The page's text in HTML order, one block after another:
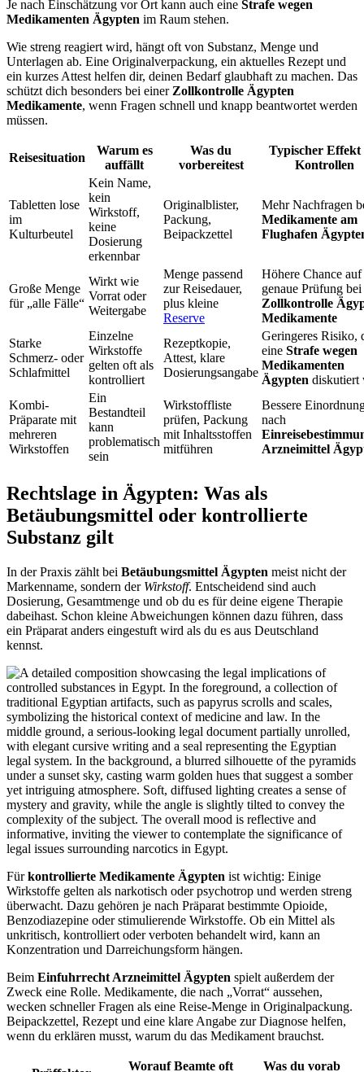
Je nach Einschätzung vor Ort kann auch eine Strafe wegen
Medikamenten Ägypten im Raum stehen.
Wie streng reagiert wird, hängt oft von Substanz, Menge und
Unterlagen ab. Eine Originalverpackung, ein aktuelles Rezept und
ein kurzes Attest helfen dir, deinen Bedarf glaubhaft zu machen. Das
schützt dich besonders bei einer Zollkontrolle Ägypten
Medikamente, wenn Fragen schnell und knapp beantwortet werden
müssen.
Reisesituation
Warum es
auffällt
Was du
vorbereitest
Typischer Effekt
Kontrollen
Tabletten lose
im
Kulturbeutel
Kein Name,
kein
Wirkstoff,
keine
Dosierung
erkennbar
Originalblister,
Packung,
Beipackzettel
Mehr Nachfragen
Medikamente am
Flughafen
Große Menge
für „alle Fälle“
Wirkt wie
Vorrat oder
Weitergabe
Menge passend
zur Reisedauer,
plus kleine
Reserve
Höhere Chance auf
genaue Prüfung bei
Zollkontrolle
Medikamente
Starke
Schmerz- oder
Schlafmittel
Einzelne
Wirkstoffe
gelten oft als
kontrolliert
Rezeptkopie,
Attest, klare
Dosierungsangabe
Geringeres Risiko,
eine Strafe wegen
Medikamenten
Ägypten diskutiert
Kombi-
Präparate mit
mehreren
Wirkstoffen
Ein
Bestandteil
kann
problematisch
sein
Wirkstoffliste
prüfen, Packung
mit Inhaltsstoffen
mitführen
Bessere
nach
Arzneimittel
Rechtslage in Ägypten: Was als
Betäubungsmittel oder kontrollierte
Substanz gilt
In der Praxis zählt bei Betäubungsmittel Ägypten meist nicht der
Markenname, sondern der Wirkstoff. Entscheidend sind auch
Dosierung, Gesamtmenge und ob du es für deine eigene Therapie
dabeihast. Schon kleine Abweichungen können dazu führen, dass
ein Präparat anders eingestuft wird als du es aus Deutschland
kennst.
Fürkontrollierte Medikamente Ägypten ist wichtig: Einige
Wirkstoffe gelten als narkotisch oder psychotrop und werden streng
überwacht. Dazu gehören je nach Präparat bestimmte Opioide,
Benzodiazepine oder stimulierende Wirkstoffe. Ob ein Mittel als
unkritisch, kontrolliert oder verboten behandelt wird, kann an
Konzentration und Darreichungsform hängen.
Beim Einfuhrrecht Arzneimittel Ägypten spielt außerdem der
Zweck eine Rolle. Medikamente, die nach „Vorrat“ aussehen,
wecken schneller Fragen als eine Reise-Menge in Originalpackung.
Beipackzettel, Rezept und eine klare Angabe zur Diagnose helfen,
wenn du erklären musst, warum du das Medikament brauchst.
Worauf Beamte oft
Was du vorab